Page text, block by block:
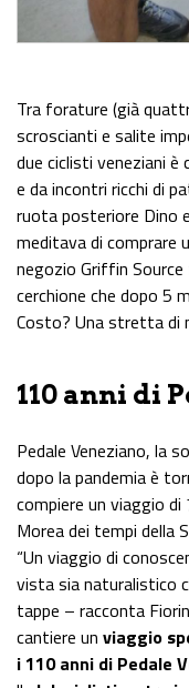
Tra forature (già
scroscianti e salite
due ciclisti veneziani
e da incontri ricchi di
ruota posteriore Dino
meditava di comprare
negozio Griffin
cerchione che dopo 5
Costo? Una stretta di
110 anni di
Pedale Veneziano, la
dopo la pandemia è
compiere un viaggio
Morea dei tempi della
“Un viaggio di
vista sia naturalistico
tappe – racconta
cantiere un viaggio
i 110 anni di Pedale